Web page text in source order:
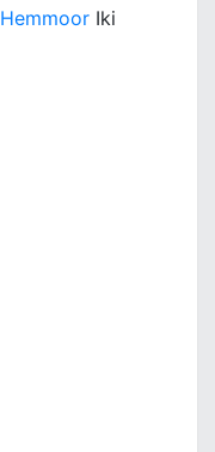
Hemmoor Iki